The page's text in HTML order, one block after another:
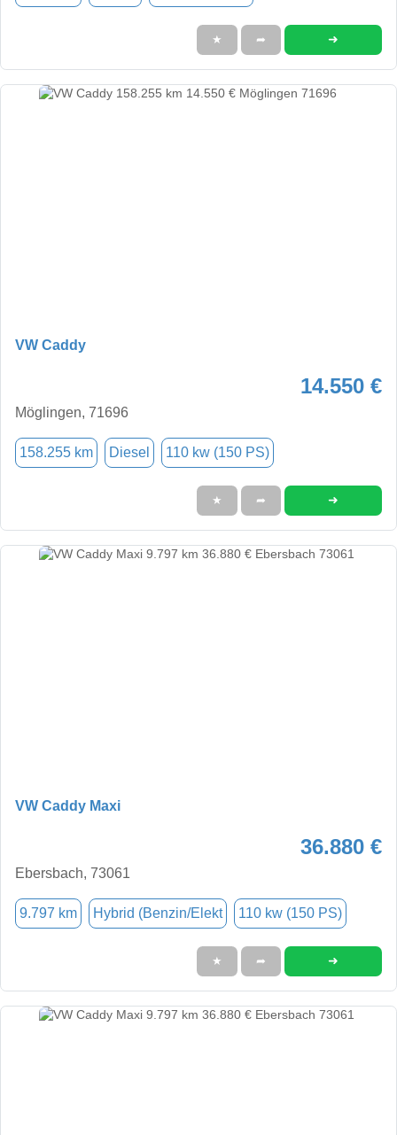
★ ➦ ➜
VW Caddy
14.550 €
Möglingen, 71696
158.255 km Diesel 110 kw (150 PS)
★ ➦ ➜
VW Caddy Maxi
36.880 €
Ebersbach, 73061
9.797 km Hybrid (Benzin/Elekt 110 kw (150 PS)
★ ➦ ➜